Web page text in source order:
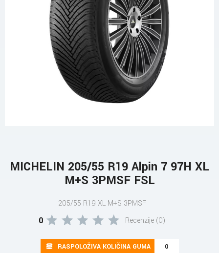
MICHELIN 205/55 R19 Alpin 7 97H XL
M+S 3PMSF FSL
205/55 R19 XL M+S 3PMSF
0 Recenzije (0)
RASPOLOŽIVA KOLIČINA GUMA 0